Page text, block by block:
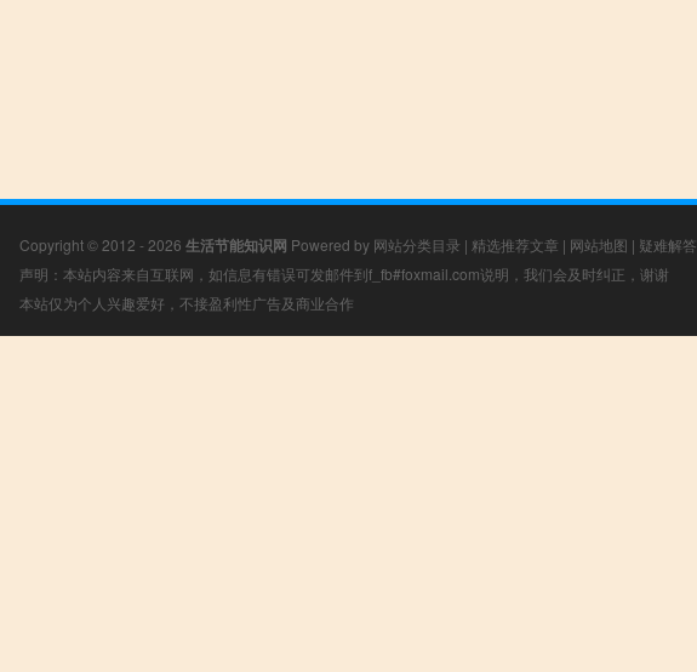
Copyright © 2012 - 2026 生活节能知识网 Powered by 网站分类目录 | 精选推荐文章 | 网站地图 | 疑难解答
声明：本站内容来自互联网，如信息有错误可发邮件到f_fb#foxmail.com说明，我们会及时纠正，谢谢
本站仅为个人兴趣爱好，不接盈利性广告及商业合作